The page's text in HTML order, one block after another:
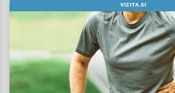
VIZITA.SI